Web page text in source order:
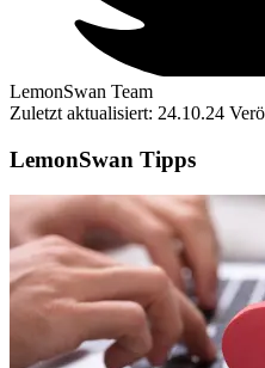
LemonSwan Team
Zuletzt aktualisiert: 24.10.24
LemonSwan Tipps